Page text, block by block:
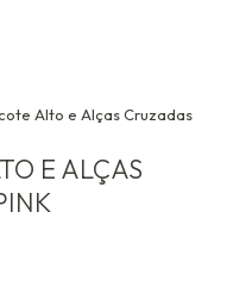
Alto e Alças Cruzadas
E ALÇAS